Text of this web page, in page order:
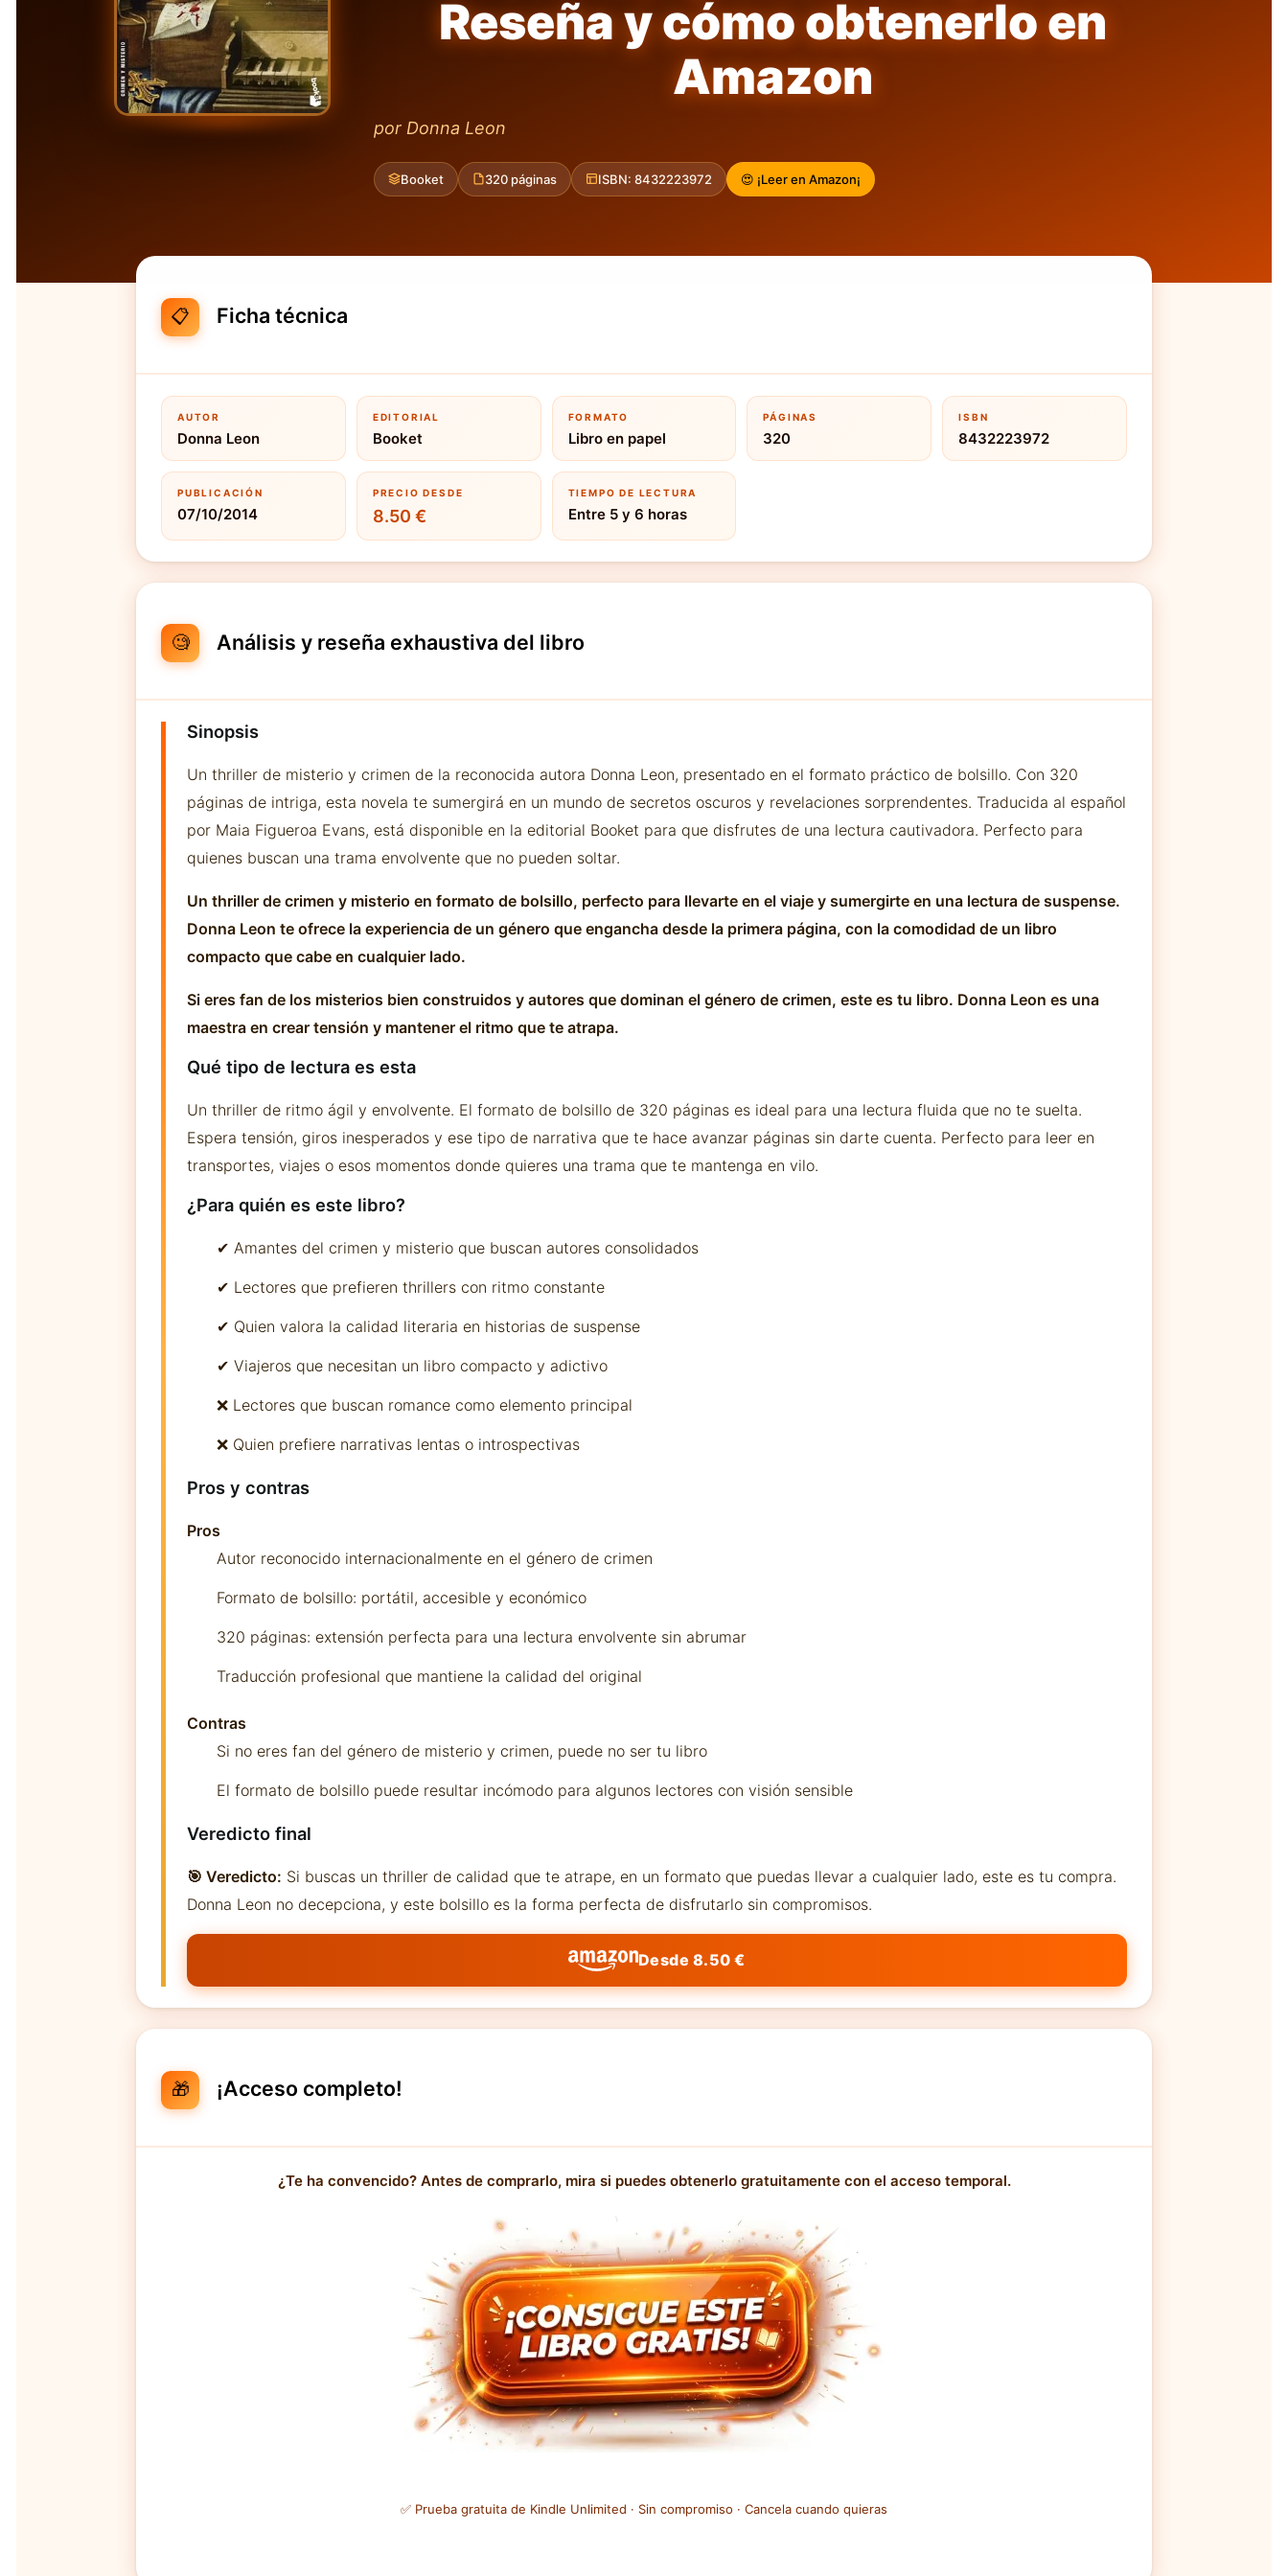
Reseña y cómo obtenerlo en
Amazon
por Donna Leon
Booket 320 páginas ISBN: 8432223972 😍 ¡Leer en Amazon¡
📋 Ficha técnica
AUTOR
Donna Leon
EDITORIAL
Booket
FORMATO
Libro en papel
PÁGINAS
320
ISBN
8432223972
PUBLICACIÓN
07/10/2014
PRECIO DESDE
8.50 €
TIEMPO DE LECTURA
Entre 5 y 6 horas
🧐 Análisis y reseña exhaustiva del libro
Sinopsis
Un thriller de misterio y crimen de la reconocida autora Donna Leon, presentado en el formato práctico de bolsillo. Con 320
páginas de intriga, esta novela te sumergirá en un mundo de secretos oscuros y revelaciones sorprendentes. Traducida al español
por Maia Figueroa Evans, está disponible en la editorial Booket para que disfrutes de una lectura cautivadora. Perfecto para
quienes buscan una trama envolvente que no pueden soltar.
Un thriller de crimen y misterio en formato de bolsillo, perfecto para llevarte en el viaje y sumergirte en una lectura de suspense.
Donna Leon te ofrece la experiencia de un género que engancha desde la primera página, con la comodidad de un libro
compacto que cabe en cualquier lado.
Si eres fan de los misterios bien construidos y autores que dominan el género de crimen, este es tu libro. Donna Leon es una
maestra en crear tensión y mantener el ritmo que te atrapa.
Qué tipo de lectura es esta
Un thriller de ritmo ágil y envolvente. El formato de bolsillo de 320 páginas es ideal para una lectura fluida que no te suelta.
Espera tensión, giros inesperados y ese tipo de narrativa que te hace avanzar páginas sin darte cuenta. Perfecto para leer en
transportes, viajes o esos momentos donde quieres una trama que te mantenga en vilo.
¿Para quién es este libro?
✔ Amantes del crimen y misterio que buscan autores consolidados
✔ Lectores que prefieren thrillers con ritmo constante
✔ Quien valora la calidad literaria en historias de suspense
✔ Viajeros que necesitan un libro compacto y adictivo
❌ Lectores que buscan romance como elemento principal
❌ Quien prefiere narrativas lentas o introspectivas
Pros y contras
Pros
Autor reconocido internacionalmente en el género de crimen
Formato de bolsillo: portátil, accesible y económico
320 páginas: extensión perfecta para una lectura envolvente sin abrumar
Traducción profesional que mantiene la calidad del original
Contras
Si no eres fan del género de misterio y crimen, puede no ser tu libro
El formato de bolsillo puede resultar incómodo para algunos lectores con visión sensible
Veredicto final
🎯 Veredicto: Si buscas un thriller de calidad que te atrape, en un formato que puedas llevar a cualquier lado, este es tu compra.
Donna Leon no decepciona, y este bolsillo es la forma perfecta de disfrutarlo sin compromisos.
Desde 8.50 €
🎁 ¡Acceso completo!
¿Te ha convencido? Antes de comprarlo, mira si puedes obtenerlo gratuitamente con el acceso temporal.
✅ Prueba gratuita de Kindle Unlimited · Sin compromiso · Cancela cuando quieras